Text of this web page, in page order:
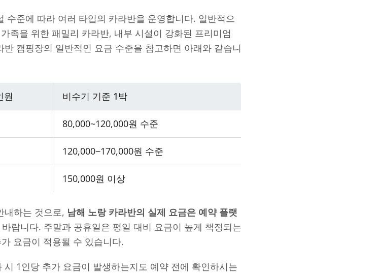
수준에 따라 여러 타입의 카라반을 운영합니다. 일반적으
족을 위한 패밀리 카라반, 내부 시설이 강화된 프리미엄
캠핑장의 일반적인 요금 수준을 참고하면 아래와 같습니
원 비수기 기준 1박
80,000~120,000원 수준
120,000~170,000원 수준
150,000원 이상
내하는 것으로, 남해 노랑 카라반의 실제 요금은 예약 플랫
랍니다. 주말과 공휴일은 평일 대비 요금이 높게 책정되는
요금이 적용될 수 있습니다.
1인당 추가 요금이 발생하는지도 예약 전에 확인하시는